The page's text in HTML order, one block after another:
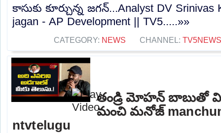
కాసుకు కూర్చున్న జగన్...Analyst DV Srinivas
jagan - AP Development || TV5.....»»
CATEGORY: NEWS CHANNEL: TV5NEWS
తండ్రి మోహన్ బాబుతో
మంచి మనోజ్
ntvtelugu